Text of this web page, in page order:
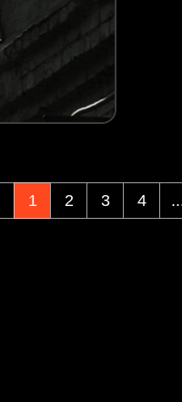
1 2 3 4